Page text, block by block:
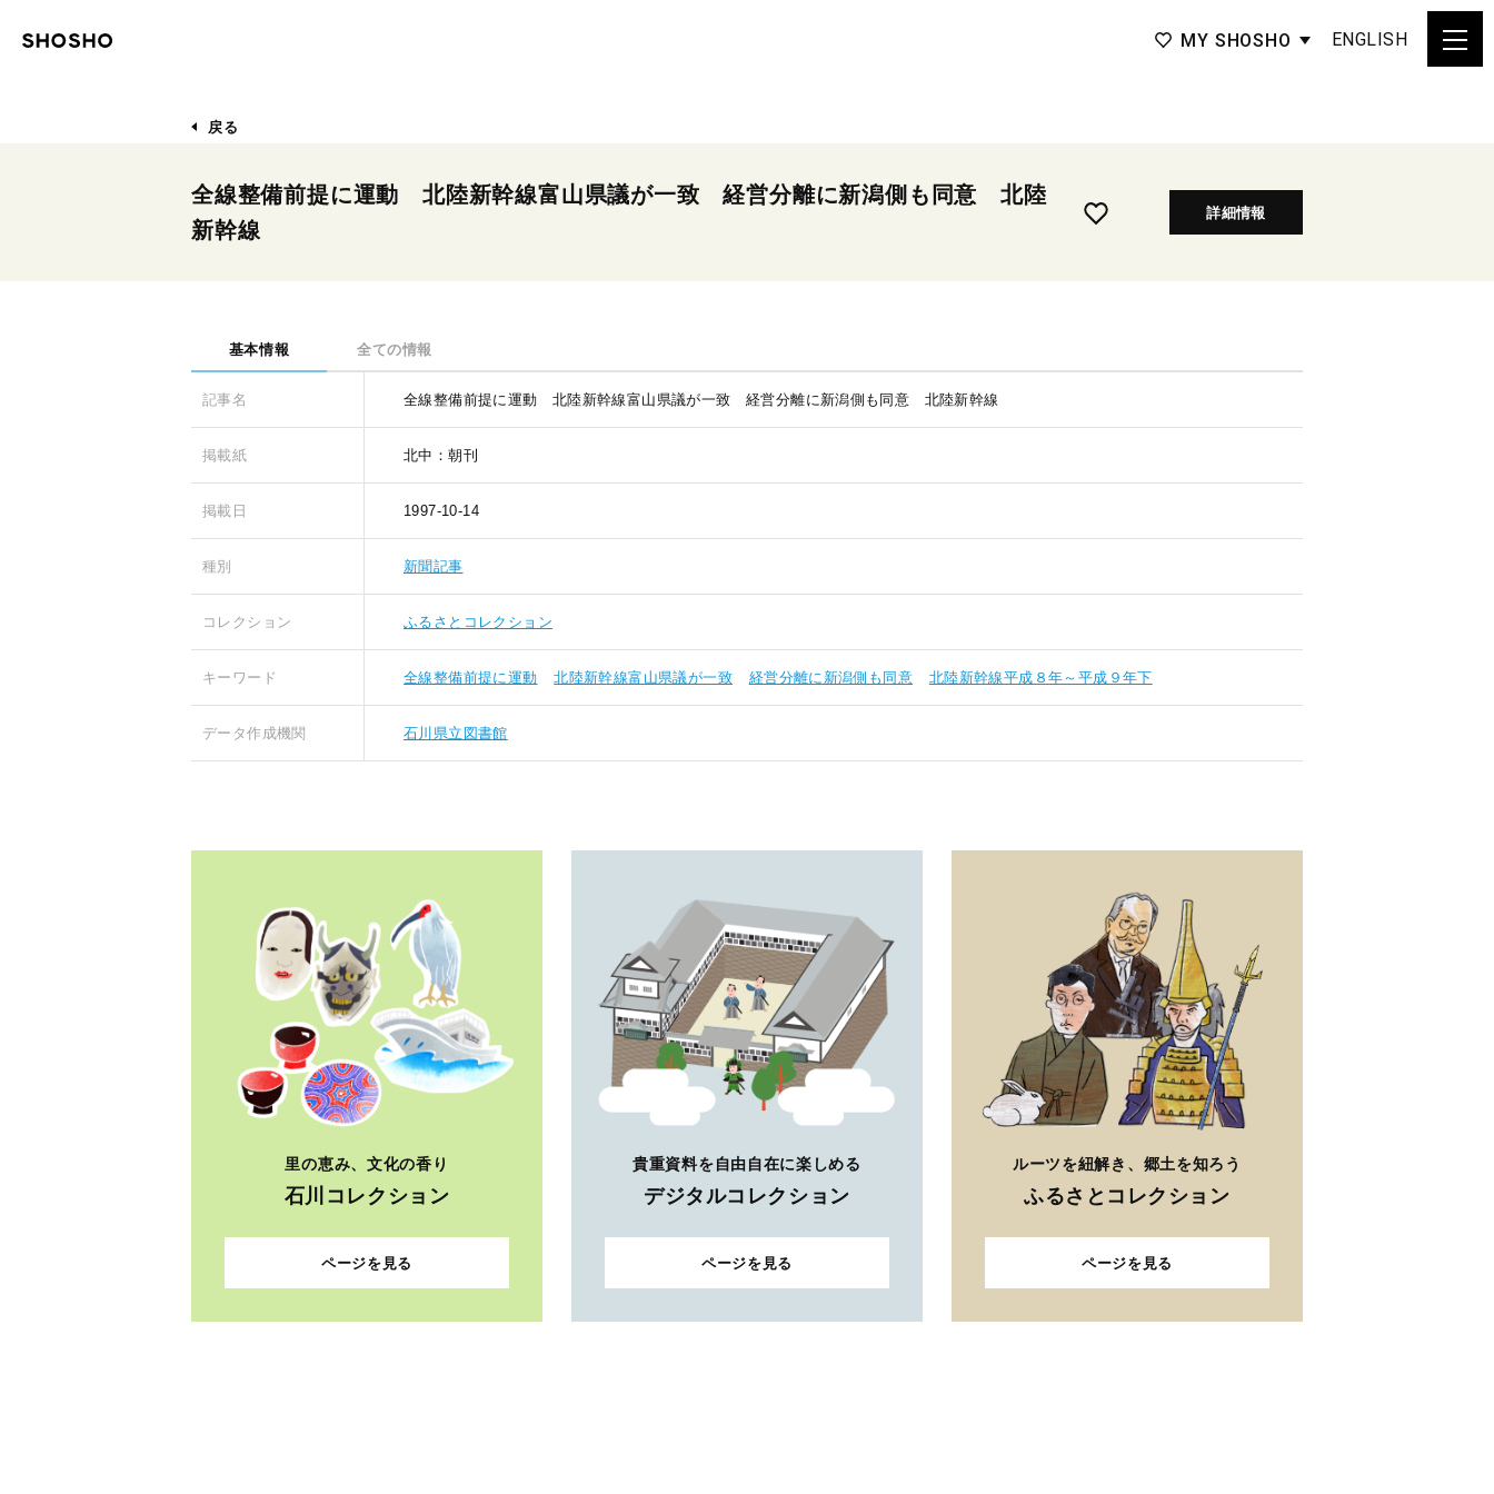
MY SHOSHO ENGLISH
戻る
全線整備前提に運動 北陸新幹線富山県議が一致 経営分離に新潟側も同意 北陸
新幹線
詳細情報
基本情報 全ての情報
記事名 全線整備前提に運動 北陸新幹線富山県議が一致 経営分離に新潟側も同意 北陸新幹線
掲載紙 北中：朝刊
掲載日 1997-10-14
種別 新聞記事
コレクション ふるさとコレクション
キーワード 全線整備前提に運動 北陸新幹線富山県議が一致 経営分離に新潟側も同意 北陸新幹線平成８年～平成９年下
データ作成機関 石川県立図書館
里の恵み、文化の香り
石川コレクション
ページを見る
貴重資料を自由自在に楽しめる
デジタルコレクション
ページを見る
ルーツを紐解き、郷土を知ろう
ふるさとコレクション
ページを見る